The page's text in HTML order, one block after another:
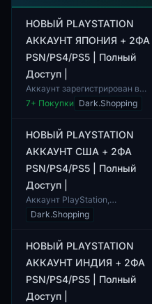
НОВЫЙ PLAYSTATION
АККАУНТ ЯПОНИЯ + 2ФА
PSN/PS4/PS5 | Полный
Доступ |
Аккаунт зарегистрирован в
Японии и предлагает полный
доступ к платформе PlayStation
Данная у...
7+ Покупки Dark.Shopping
НОВЫЙ PLAYSTATION
АККАУНТ США + 2ФА
PSN/PS4/PS5 | Полный
Доступ |
Аккаунт PlayStation,
ориентированный на
пользователей из США,
платформе PSN для консолей
Dark.Shopping
НОВЫЙ PLAYSTATION
АККАУНТ ИНДИЯ + 2ФА
PSN/PS4/PS5 | Полный
Доступ |